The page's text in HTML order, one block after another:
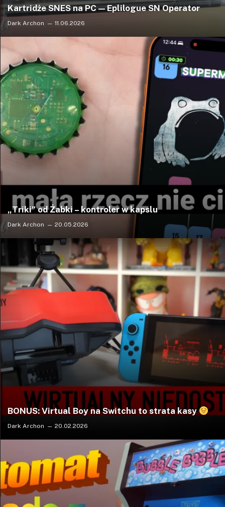
Kartridże SNES na PC — Eplilogue SN Operator
Dark Archon 11.06.2026
„Triki” od Żabki – kontroler w kapslu
Dark Archon 20.05.2026
BONUS: Virtual Boy na Switchu to strata kasy
Dark Archon 20.02.2026